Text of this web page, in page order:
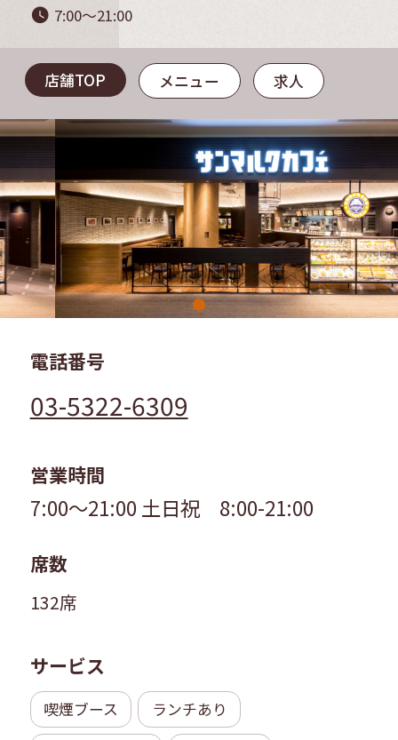
watch_later 7:00～21:00
店舗TOP メニュー 求人
電話番号
03-5322-6309
営業時間
7:00～21:00 土日祝 8:00-21:00
席数
132席
サービス
喫煙ブース ランチあり